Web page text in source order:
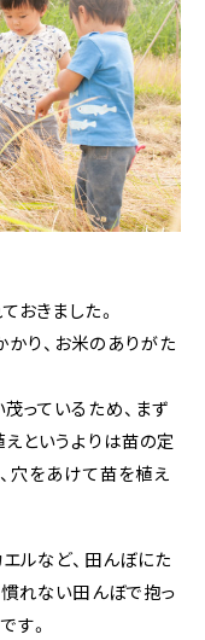
おきました。
り、お米のありがた
っているため、まず
というよりは苗の定
穴をあけて苗を植え
ルなど、田んぼにた
慣れない田んぼで抱っ
す。